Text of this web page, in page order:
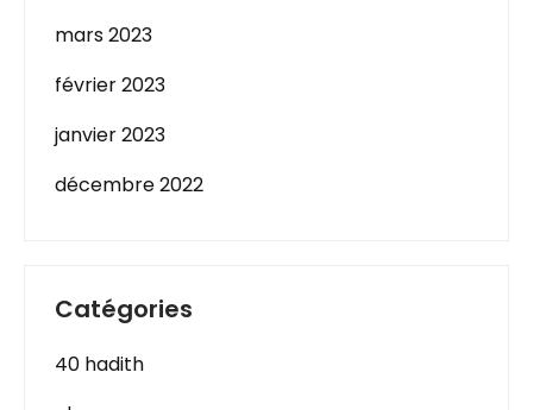
mars 2023
février 2023
janvier 2023
décembre 2022
Catégories
40 hadith